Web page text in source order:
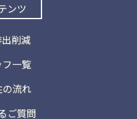
ンツ
削減
フ一覧
の流れ
ご質問